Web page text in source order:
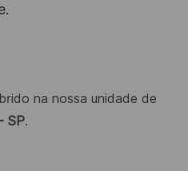
na nossa unidade de
SP.